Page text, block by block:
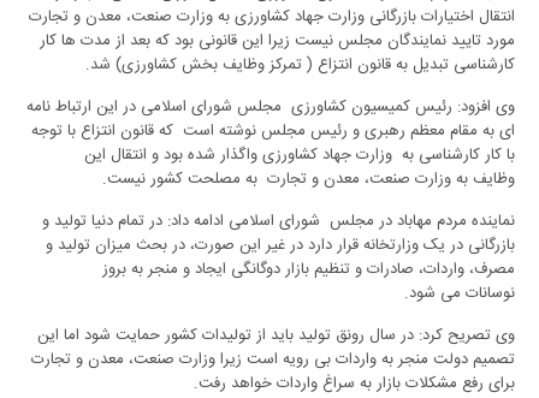
انتقال اختیارات بازرگانی وزارت جهاد کشاورزی به وزارت صنعت، معدن و تجارت
مورد تایید نمایندگان مجلس نیست زیرا این قانونی بود که بعد از مدت ها کار
کارشناسی تبدیل به قانون انتزاع ( تمرکز وظایف بخش کشاورزی) شد.
وی افزود: رئیس کمیسیون کشاورزی مجلس شورای اسلامی در این ارتباط نامه
ای به مقام معظم رهبری و رئیس مجلس نوشته است که قانون انتزاع با توجه
با کار کارشناسی به وزارت جهاد کشاورزی واگذار شده بود و انتقال این
وظایف به وزارت صنعت، معدن و تجارت به مصلحت کشور نیست.
نماینده مردم مهاباد در مجلس شورای اسلامی ادامه داد: در تمام دنیا تولید و
بازرگانی در یک وزارتخانه قرار دارد در غیر این صورت، در بحث میزان تولید و
مصرف، واردات، صادرات و تنظیم بازار دوگانگی ایجاد و منجر به بروز
نوسانات می شود.
وی تصریح کرد: در سال رونق تولید باید از تولیدات کشور حمایت شود اما این
تصمیم دولت منجر به واردات بی رویه است زیرا وزارت صنعت، معدن و تجارت
برای رفع مشکلات بازار به سراغ واردات خواهد رفت.